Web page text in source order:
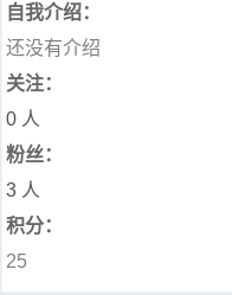
自我介绍：
还没有介绍
关注：
0 人
粉丝：
3 人
积分：
25